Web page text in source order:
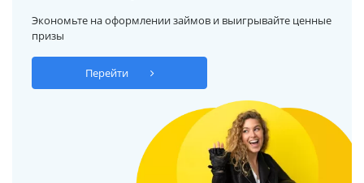
Экономьте на оформлении займов и выигрывайте ценные
призы
Перейти